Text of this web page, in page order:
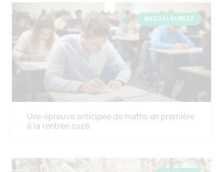
BACCALAURÉAT
Une épreuve anticipée de maths en première
à la rentrée 2026